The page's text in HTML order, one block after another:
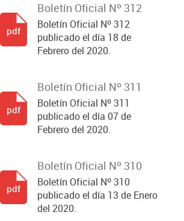
Boletín Oficial Nº 312
Boletín Oficial Nº 312
publicado el día 18 de
Febrero del 2020.
pdf
Boletín Oficial Nº 311
Boletín Oficial Nº 311
publicado el día 07 de
Febrero del 2020.
pdf
Boletín Oficial Nº 310
Boletín Oficial Nº 310
publicado el día 13 de Enero
del 2020.
pdf